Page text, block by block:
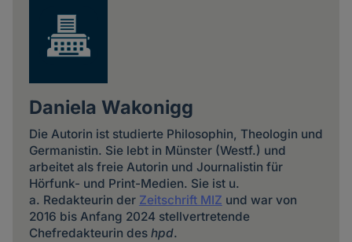
Daniela Wakonigg
Die Autorin ist studierte Philosophin, Theologin und
Germanistin. Sie lebt in Münster (Westf.) und
arbeitet als freie Autorin und Journalistin für
Hörfunk- und Print-Medien. Sie ist u.
a. Redakteurin der Zeitschrift MIZ und war von
2016 bis Anfang 2024 stellvertretende
Chefredakteurin des hpd.